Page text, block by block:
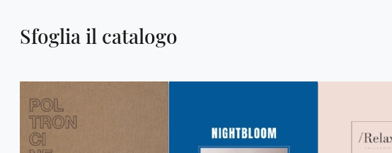
Sfoglia il catalogo